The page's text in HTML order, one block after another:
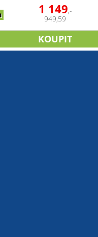
1 149,-
949,59